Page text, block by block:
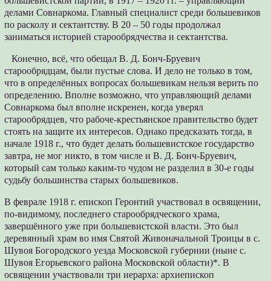
делами Совнаркома. Главный специалист среди большевиков
по расколу и сектантству. В 20 – 50 годы продолжал
заниматься историей старообрядчества и сектантства.
Конечно, всё, что обещал В. Д. Бонч-Бруевич
старообрядцам, были пустые слова. И дело не только в том,
что в определённых вопросах большевикам нельзя верить по
определению. Вполне возможно, что управляющий делами
Совнаркома был вполне искренен, когда уверял
старообрядцев, что рабоче-крестьянское правительство будет
стоять на защите их интересов. Однако предсказать тогда, в
начале 1918 г., что будет делать большевистское государство
завтра, не мог никто, в том числе и В. Д. Бонч-Бруевич,
который сам только каким-то чудом не разделил в 30-е годы
судьбу большинства старых большевиков.
В феврале 1918 г. епископ Геронтий участвовал в освящении,
по-видимому, последнего старообрядческого храма,
завершённого уже при большевистской власти. Это был
деревянный храм во имя Святой Живоначальной Троицы в с.
Шувоя Богородского уезда Московской губернии (ныне с.
Шувоя Егорьевского района Московской области)*. В
освящении участвовали три иерарха: архиепископ